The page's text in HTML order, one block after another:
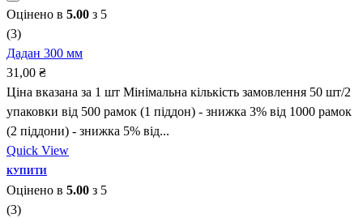
Оцінено в 5.00 з 5
(3)
Дадан 300 мм
31,00 ₴
Ціна вказана за 1 шт Мінімальна кількість замовлення 50 шт/2
упаковки від 500 рамок (1 піддон) - знижка 3% від 1000 рамок
(2 піддони) - знижка 5% від...
Quick View
КУПИТИ
Оцінено в 5.00 з 5
(3)